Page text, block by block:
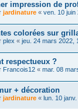
impression de
jardinature « ven. 10 juin
colorées sur
plex « jeu. 24 mars 2022,
respectueux ?
Francois12 « mar. 08
+ décoration
jardinature « lun. 10